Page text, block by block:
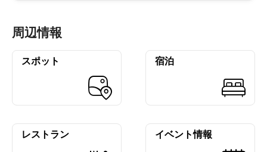
周辺情報
スポット 宿泊
レストラン イベント情報